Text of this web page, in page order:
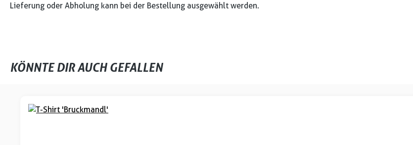
Lieferung oder Abholung kann bei der Bestellung ausgewählt werden.
KÖNNTE DIR AUCH GEFALLEN